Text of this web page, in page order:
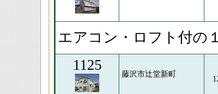
エアコン・ロフト付の
1125
藤沢市辻堂新町